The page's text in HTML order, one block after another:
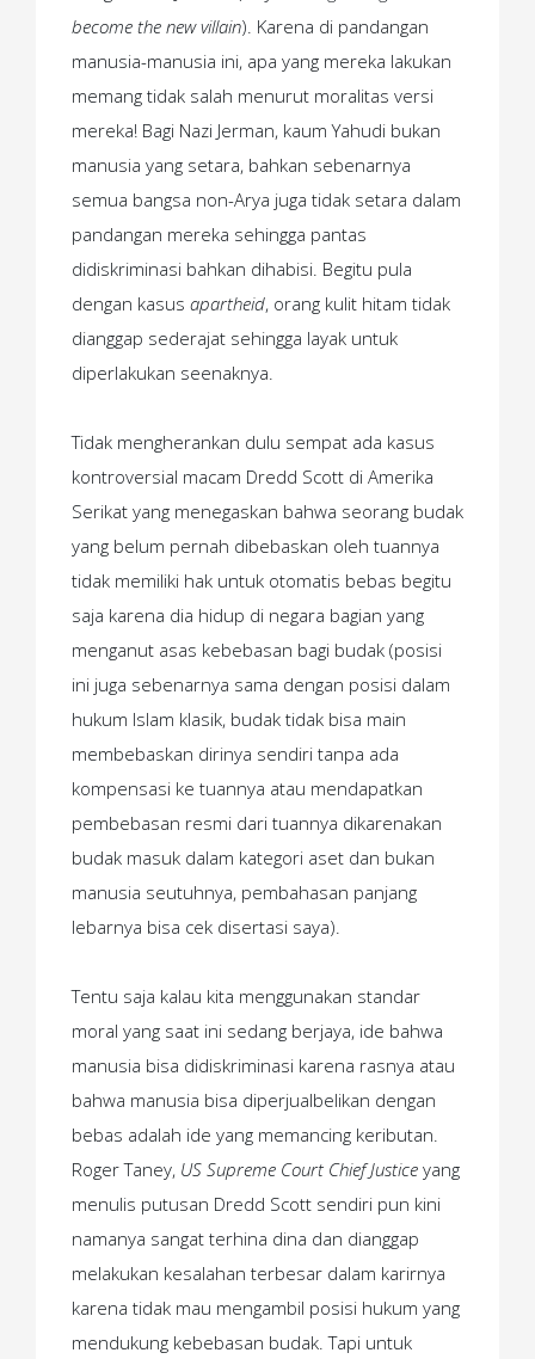
become the new villain). Karena di pandangan
manusia-manusia ini, apa yang mereka lakukan
memang tidak salah menurut moralitas versi
mereka! Bagi Nazi Jerman, kaum Yahudi bukan
manusia yang setara, bahkan sebenarnya
semua bangsa non-Arya juga tidak setara dalam
pandangan mereka sehingga pantas
didiskriminasi bahkan dihabisi. Begitu pula
dengan kasus apartheid, orang kulit hitam tidak
dianggap sederajat sehingga layak untuk
diperlakukan seenaknya.
Tidak mengherankan dulu sempat ada kasus
kontroversial macam Dredd Scott di Amerika
Serikat yang menegaskan bahwa seorang budak
yang belum pernah dibebaskan oleh tuannya
tidak memiliki hak untuk otomatis bebas begitu
saja karena dia hidup di negara bagian yang
menganut asas kebebasan bagi budak (posisi
ini juga sebenarnya sama dengan posisi dalam
hukum Islam klasik, budak tidak bisa main
membebaskan dirinya sendiri tanpa ada
kompensasi ke tuannya atau mendapatkan
pembebasan resmi dari tuannya dikarenakan
budak masuk dalam kategori aset dan bukan
manusia seutuhnya, pembahasan panjang
lebarnya bisa cek disertasi saya).
Tentu saja kalau kita menggunakan standar
moral yang saat ini sedang berjaya, ide bahwa
manusia bisa didiskriminasi karena rasnya atau
bahwa manusia bisa diperjualbelikan dengan
bebas adalah ide yang memancing keributan.
Roger Taney, US Supreme Court Chief Justice yang
menulis putusan Dredd Scott sendiri pun kini
namanya sangat terhina dina dan dianggap
melakukan kesalahan terbesar dalam karirnya
karena tidak mau mengambil posisi hukum yang
mendukung kebebasan budak. Tapi untuk